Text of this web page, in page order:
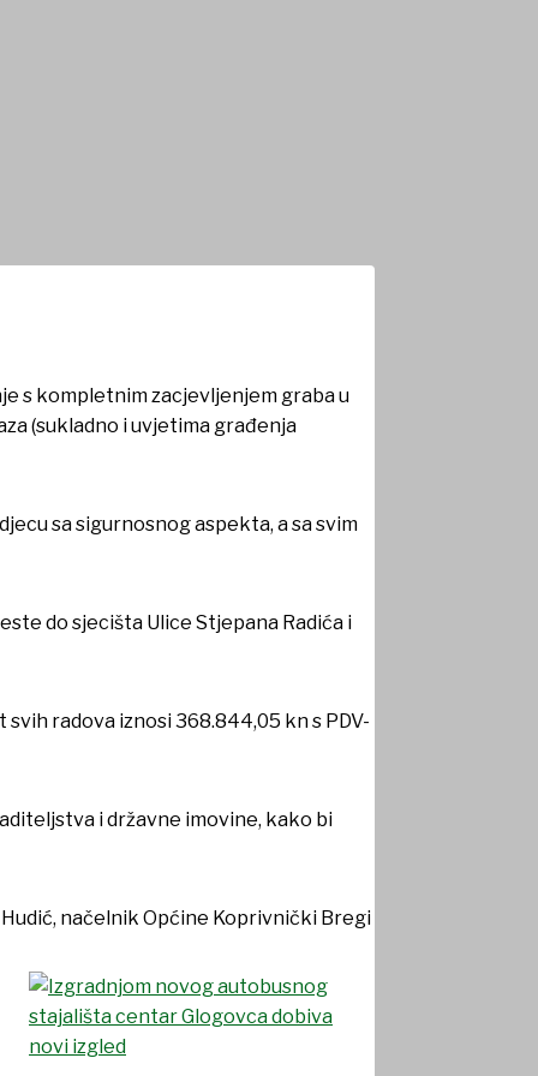
novi izgled
s kompletnim zacjevljenjem graba u
(sukladno i uvjetima građenja
sa sigurnosnog aspekta, a sa svim
do sjecišta Ulice Stjepana Radića i
radova iznosi 368.844,05 kn s PDV-
i državne imovine, kako bi
načelnik Općine Koprivnički Bregi